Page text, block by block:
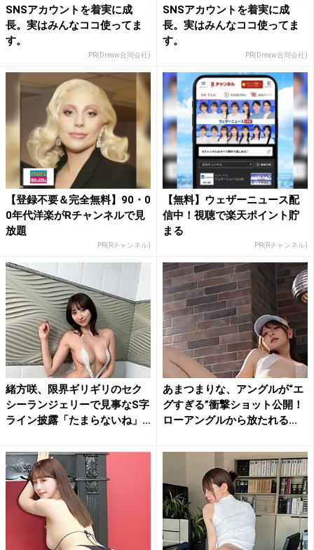
SNSアカウントを着実に成
長。実はみんなココ使ってま
す。
PR(Dreaw合同会社)
SNSアカウントを着実に成
長。実はみんなココ使ってま
す。
PR(Dreaw合同会社)
【登録不要＆完全無料】90・0
0年代洋楽がRチャンネルで見
放題
PR(Rチャンネル)
【無料】ウェザーニュース配
信中！視聴で楽天ポイント貯
まる
PR(Rチャンネル)
緒方咲、限界ギリギリのセク
シーランジェリーで見事なS字
ライン披露「たまらないね」...
あまつまりな、アングルが“エ
グすぎる”衝撃ショット公開！
ローアングルから放たれる...